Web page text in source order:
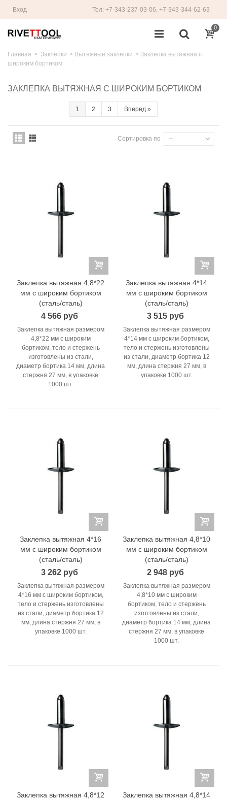
Вход Тел: +7-343-237-03-06, +7-343-344-62-63
0
Главная > Заклёпки > Вытяжные заклёпки > Заклепка вытяжная с
широким бортиком
ЗАКЛЕПКА ВЫТЯЖНАЯ С ШИРОКИМ БОРТИКОМ
1 2 3 Вперед »
Сортировка по --
Заклепка вытяжная 4,8*22
мм с широким бортиком
(сталь/сталь)
4 566 руб
Заклепка вытяжная размером
4,8*22 мм с широким
бортиком, тело и стержень
изготовлены из стали,
диаметр бортика 14 мм, длина
стержня 27 мм, в упаковке
1000 шт.
Заклепка вытяжная 4*14
мм с широким бортиком
(сталь/сталь)
3 515 руб
Заклепка вытяжная размером
4*14 мм с широким бортиком,
тело и стержень изготовлены
из стали, диаметр бортика 12
мм, длина стержня 27 мм, в
упаковке 1000 шт.
Заклепка вытяжная 4*16
мм с широким бортиком
(сталь/сталь)
3 262 руб
Заклепка вытяжная размером
4*16 мм с широким бортиком,
тело и стержень изготовлены
из стали, диаметр бортика 12
мм, длина стержня 27 мм, в
упаковке 1000 шт.
Заклепка вытяжная 4,8*10
мм с широким бортиком
(сталь/сталь)
2 948 руб
Заклепка вытяжная размером
4,8*10 мм с широким
бортиком, тело и стержень
изготовлены из стали,
диаметр бортика 14 мм, длина
стержня 27 мм, в упаковке
1000 шт.
Заклепка вытяжная 4,8*12
Заклепка вытяжная 4,8*14